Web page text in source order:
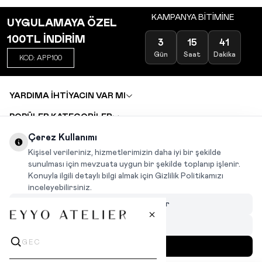
UYGULAMAYA ÖZEL
100TL İNDİRİM
KOD: APP100
KAMPANYA BİTİMİNE
3
Gün
15
Saat
41
Dakika
YARDIMA İHTİYACIN VAR MI
POPÜLER KATEGORİLER
DEĞİŞİM VE İADE TALEBİ
KARIYER
INSTAGRAM
Çerez Kullanımı
Kişisel verileriniz, hizmetlerimizin daha iyi bir şekilde
sunulması için mevzuata uygun bir şekilde toplanıp işlenir.
Konuyla ilgili detaylı bilgi almak için Gizlilik Politikamızı
inceleyebilirsiniz.
Çerezleri Özelleştir